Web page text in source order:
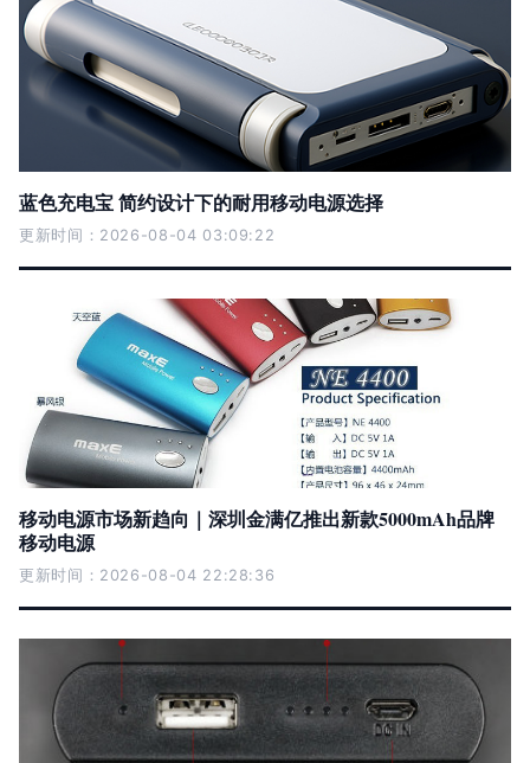
蓝色充电宝 简约设计下的耐用移动电源选择
更新时间：2026-08-04 03:09:22
移动电源市场新趋向｜深圳金满亿推出新款5000mAh品牌
移动电源
更新时间：2026-08-04 22:28:36